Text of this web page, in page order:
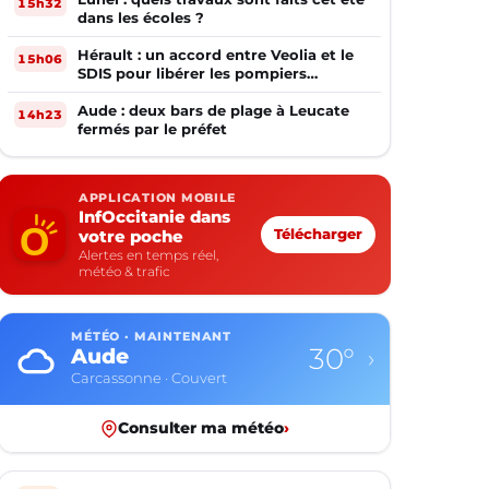
dans les écoles ?
15h06
Hérault : un accord entre Veolia et le
SDIS pour libérer les pompiers
volontaires
14h23
Aude : deux bars de plage à Leucate
fermés par le préfet
APPLICATION MOBILE
InfOccitanie dans
votre poche
Alertes en temps réel,
météo & trafic
Télécharger
MÉTÉO · MAINTENANT
Aude
Carcassonne · Couvert
30° ›
Consulter ma météo›